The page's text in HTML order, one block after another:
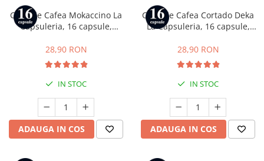
Capsule Cafea Mokaccino La
Capsuleria, 16 capsule,
28,90 RON
IN STOC
ADAUGA IN COS
Capsule Cafea Cortado Deka
La Capsuleria, 16 capsule,
28,90 RON
IN STOC
ADAUGA IN COS